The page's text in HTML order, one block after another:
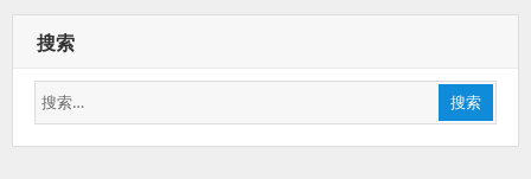
搜索
搜
索：
搜索